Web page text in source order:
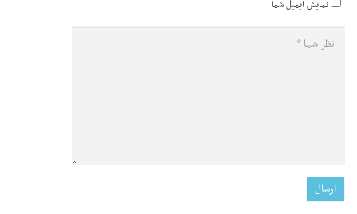
نمایش ایمیل شما